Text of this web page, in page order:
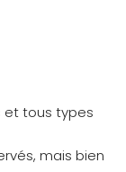
et tous types
mais bien